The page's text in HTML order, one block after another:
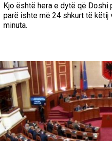
Kjo është hera e dytë që Doshi
parë ishte më 24 shkurt të këtij
minuta.